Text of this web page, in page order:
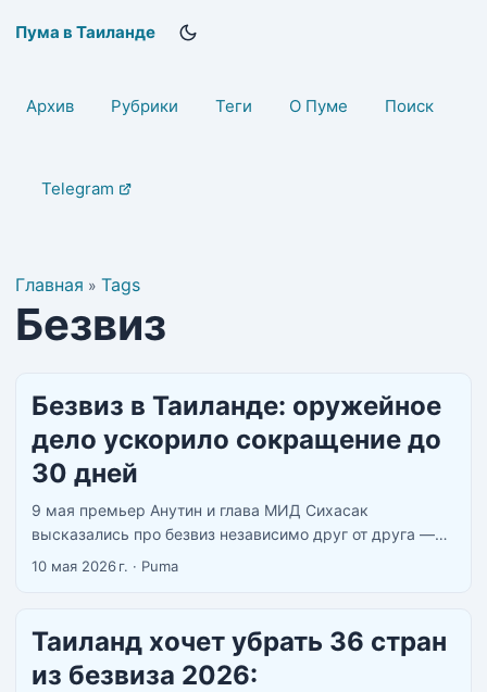
Пума в Таиланде
Архив Рубрики Теги О Пуме Поиск
Telegram
Главная » Tags
Безвиз
Безвиз в Таиланде: оружейное
дело ускорило сокращение до
30 дней
9 мая премьер Анутин и глава МИД Сихасак
высказались про безвиз независимо друг от друга —
каждый в своём интервью, каждый своими словами.
10 мая 2026 г. · Puma
Таиланд хочет убрать 36 стран
из безвиза 2026: